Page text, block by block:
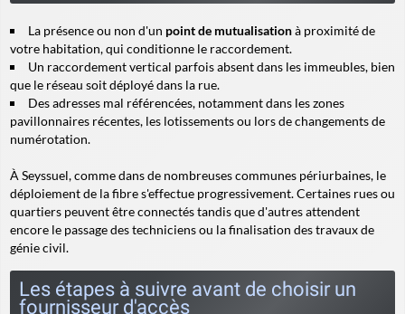
La présence ou non d'un point de mutualisationà proximité de
votre habitation, qui conditionne le raccordement.
Un raccordement vertical parfois absent dans les immeubles, bien
que le réseau soit déployé dans la rue.
Des adresses mal référencées, notamment dans les zones
pavillonnaires récentes, les lotissements ou lors de changements de
numérotation.
À Seyssuel, comme dans de nombreuses communes périurbaines, le
déploiement de la fibre s'effectue progressivement. Certaines rues ou
quartiers peuvent être connectés tandis que d'autres attendent
encore le passage des techniciens ou la finalisation des travaux de
génie civil.
Les étapes à suivre avant de choisir un
fournisseur d'accès